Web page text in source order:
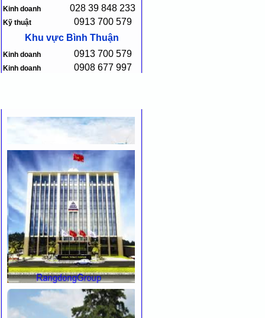
Kinh doanh 028 39 848 233
Kỹ thuật
0913 700 579
Khu vực Bình Thuận
Kinh doanh 0913 700 579
Kinh doanh 0908 677 997